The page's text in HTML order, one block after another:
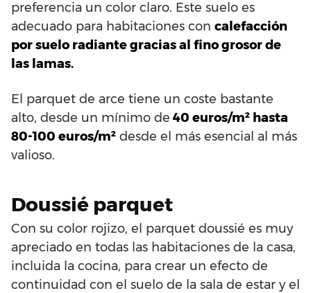
preferencia un color claro. Este suelo es
adecuado para habitaciones con calefacción
por suelo radiante gracias al fino grosor de
las lamas.
El parquet de arce tiene un coste bastante
alto, desde un mínimo de 40 euros/m² hasta
80-100 euros/m² desde el más esencial al más
valioso.
Doussié parquet
Con su color rojizo, el parquet doussié es muy
apreciado en todas las habitaciones de la casa,
incluida la cocina, para crear un efecto de
continuidad con el suelo de la sala de estar y el